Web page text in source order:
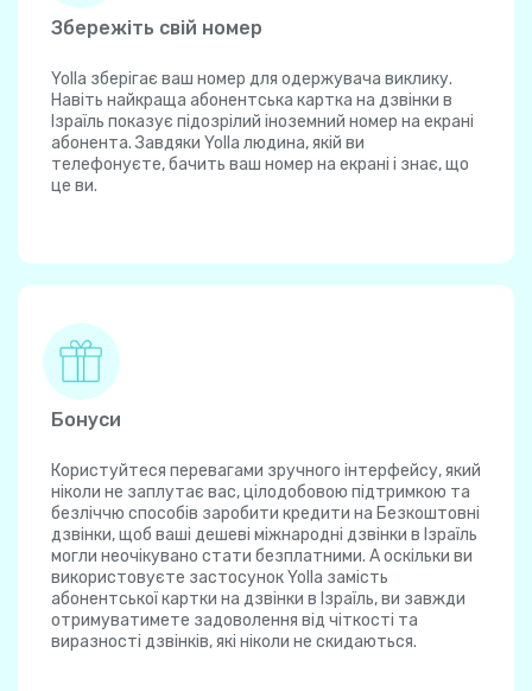
Збережіть свій номер
Yolla зберігає ваш номер для одержувача виклику.
Навіть найкраща абонентська картка на дзвінки в
Ізраїль показує підозрілий іноземний номер на екрані
абонента. Завдяки Yolla людина, якій ви
телефонуєте, бачить ваш номер на екрані і знає, що
це ви.
Бонуси
Користуйтеся перевагами зручного інтерфейсу, який
ніколи не заплутає вас, цілодобовою підтримкою та
безліччю способів заробити кредити на Безкоштовні
дзвінки, щоб ваші дешеві міжнародні дзвінки в Ізраїль
могли неочікувано стати безплатними. А оскільки ви
використовуєте застосунок Yolla замість
абонентської картки на дзвінки в Ізраїль, ви завжди
отримуватимете задоволення від чіткості та
виразності дзвінків, які ніколи не скидаються.